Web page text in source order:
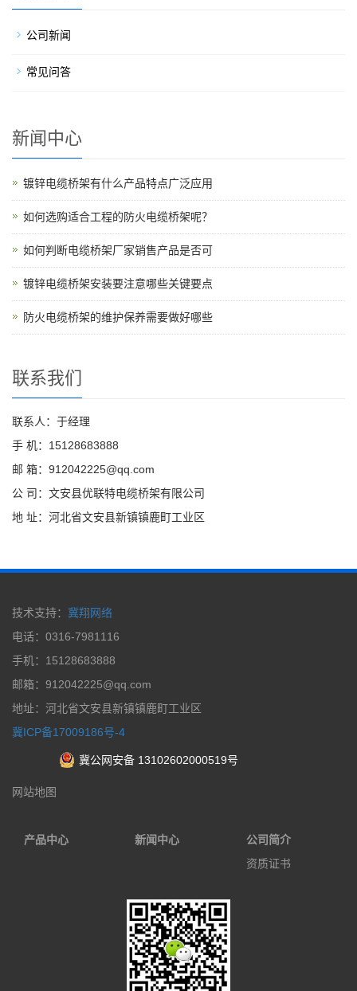
公司新闻
常见问答
新闻中心
镀锌电缆桥架有什么产品特点广泛应用
如何选购适合工程的防火电缆桥架呢？
如何判断电缆桥架厂家销售产品是否可
镀锌电缆桥架安装要注意哪些关键要点
防火电缆桥架的维护保养需要做好哪些
联系我们
联系人：于经理
手 机：15128683888
邮 箱：912042225@qq.com
公 司：文安县优联特电缆桥架有限公司
地 址：河北省文安县新镇镇鹿町工业区
技术支持： 冀翔网络
电话：0316-7981116
手机：15128683888
邮箱：912042225@qq.com
地址：河北省文安县新镇镇鹿町工业区
冀ICP备17009186号-4
冀公网安备 13102602000519号
网站地图
产品中心 新闻中心
公司简介
资质证书